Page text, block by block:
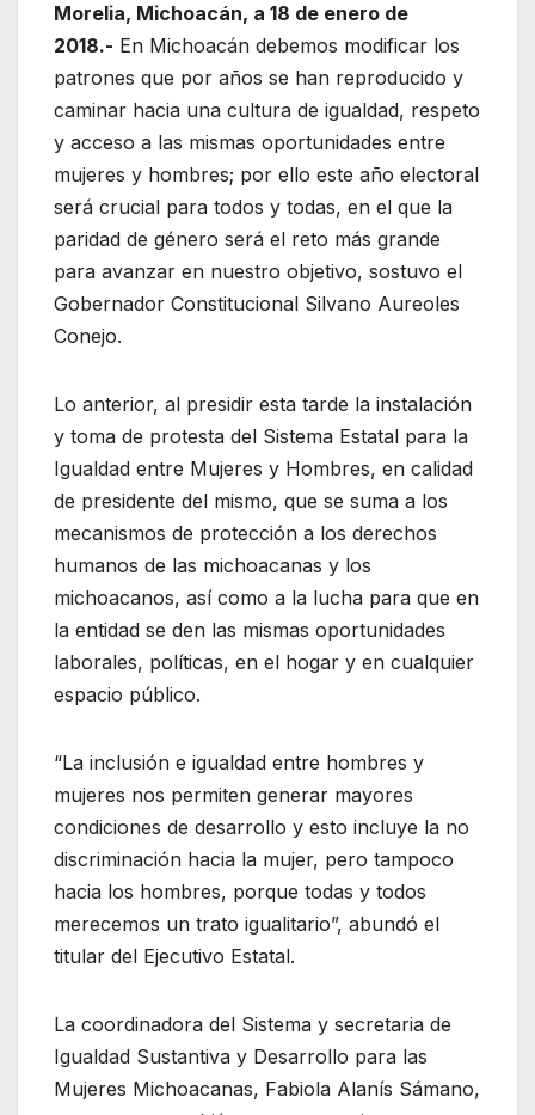
Morelia, Michoacán, a 18 de enero de
2018.- En Michoacán debemos modificar los
patrones que por años se han reproducido y
caminar hacia una cultura de igualdad, respeto
y acceso a las mismas oportunidades entre
mujeres y hombres; por ello este año electoral
será crucial para todos y todas, en el que la
paridad de género será el reto más grande
para avanzar en nuestro objetivo, sostuvo el
Gobernador Constitucional Silvano Aureoles
Conejo.
Lo anterior, al presidir esta tarde la instalación
y toma de protesta del Sistema Estatal para la
Igualdad entre Mujeres y Hombres, en calidad
de presidente del mismo, que se suma a los
mecanismos de protección a los derechos
humanos de las michoacanas y los
michoacanos, así como a la lucha para que en
la entidad se den las mismas oportunidades
laborales, políticas, en el hogar y en cualquier
espacio público.
“La inclusión e igualdad entre hombres y
mujeres nos permiten generar mayores
condiciones de desarrollo y esto incluye la no
discriminación hacia la mujer, pero tampoco
hacia los hombres, porque todas y todos
merecemos un trato igualitario”, abundó el
titular del Ejecutivo Estatal.
La coordinadora del Sistema y secretaria de
Igualdad Sustantiva y Desarrollo para las
Mujeres Michoacanas, Fabiola Alanís Sámano,